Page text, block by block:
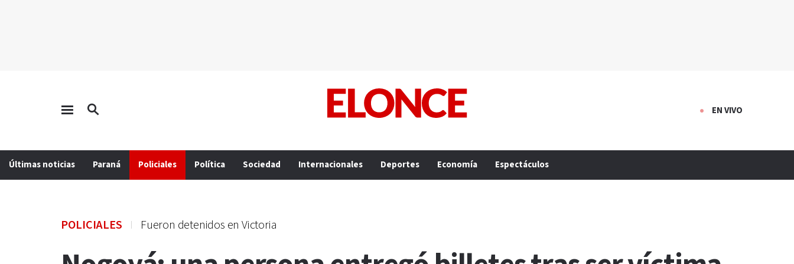
EN VIVO
Últimas noticias Paraná Policiales Política Sociedad Internacionales Deportes Economía Espectáculos
POLICIALES Fueron detenidos en Victoria